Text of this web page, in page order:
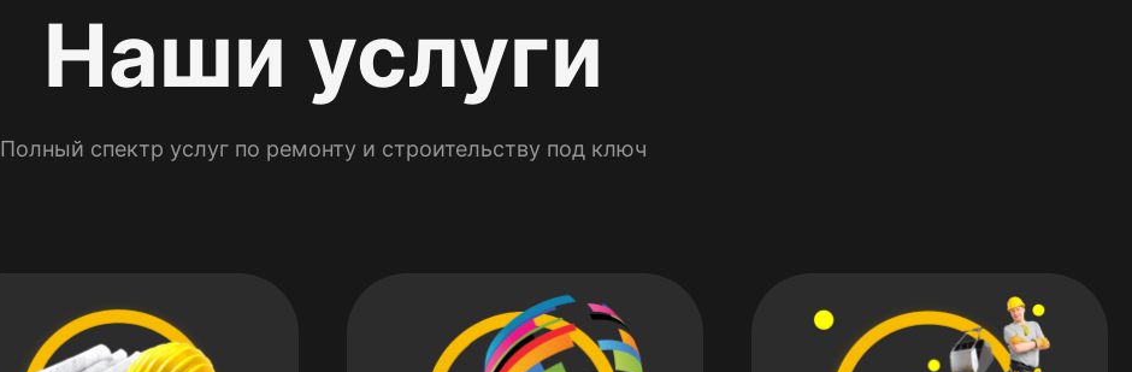
Наши услуги
Полный спектр услуг по ремонту и строительству под ключ